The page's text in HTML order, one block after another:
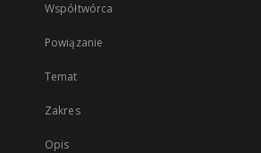
Współtwórca
Powiązanie
Temat
Zakres
Opis